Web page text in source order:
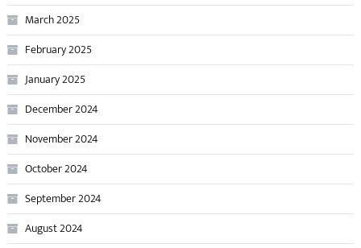
March 2025
February 2025
January 2025
December 2024
November 2024
October 2024
September 2024
August 2024